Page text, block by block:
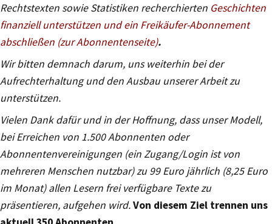
Rechtstexten sowie Statistiken recherchierten Geschichten
finanziell unterstützen und ein Freikäufer-Abonnement
abschließen (zur Abonnentenseite).
Wir bitten demnach darum, uns weiterhin bei der
Aufrechterhaltung und den Ausbau unserer Arbeit zu
unterstützen.
Vielen Dank dafür und in der Hoffnung, dass unser Modell,
bei Erreichen von 1.500 Abonnenten oder
Abonnentenvereinigungen (ein Zugang/Login ist von
mehreren Menschen nutzbar) zu 99 Euro jährlich (8,25 Euro
im Monat) allen Lesern frei verfügbare Texte zu
präsentieren, aufgehen wird.Von diesem Ziel trennen uns